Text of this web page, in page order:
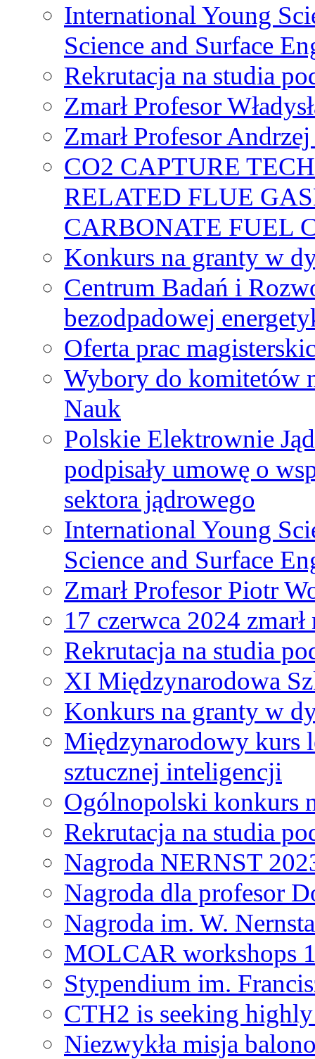
International Young
Science and Surface
Rekrutacja na studia
Zmarł Profesor
Zmarł Profesor
CO2 CAPTURE
RELATED FLUE
CARBONATE FUEL
Konkurs na granty w
Centrum Badań i
bezodpadowej
Oferta prac
Wybory do komitetów
Nauk
Polskie Elektrownie
podpisały umowę o
sektora jądrowego
International Young
Science and Surface
Zmarł Profesor Piotr
17 czerwca 2024
Rekrutacja na studia
XI Międzynarodowa
Konkurs na granty w
Międzynarodowy kurs
sztucznej inteligencji
Ogólnopolski konkurs
Rekrutacja na studia
Nagroda NERNST
Nagroda dla profesor
Nagroda im. W.
MOLCAR workshops
Stypendium im.
CTH2 is seeking
Niezwykła misja